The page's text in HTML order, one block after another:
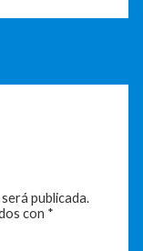
publicada.
con *